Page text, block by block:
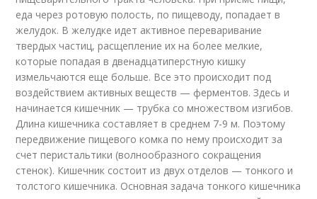
еда через ротовую полость, по пищеводу, попадает в
желудок. В желудке идет активное переваривание
твердых частиц, расщепление их на более мелкие,
которые попадая в двенадцатиперстную кишку
измельчаются еще больше. Все это происходит под
воздействием активных веществ — ферментов. Здесь и
начинается кишечник — трубка со множеством изгибов.
Длина кишечника составляет в среднем 7-9 м. Поэтому
передвижение пищевого комка по нему происходит за
счет перистальтики (волнообразного сокращения
стенок). Кишечник состоит из двух отделов — тонкого и
толстого кишечника. Основная задача тонкого кишечника